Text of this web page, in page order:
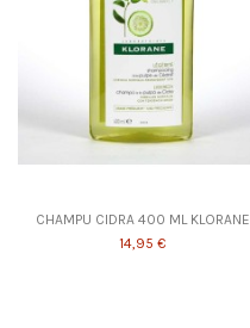
CHAMPU CIDRA 400 ML KLORANE
14,95 €